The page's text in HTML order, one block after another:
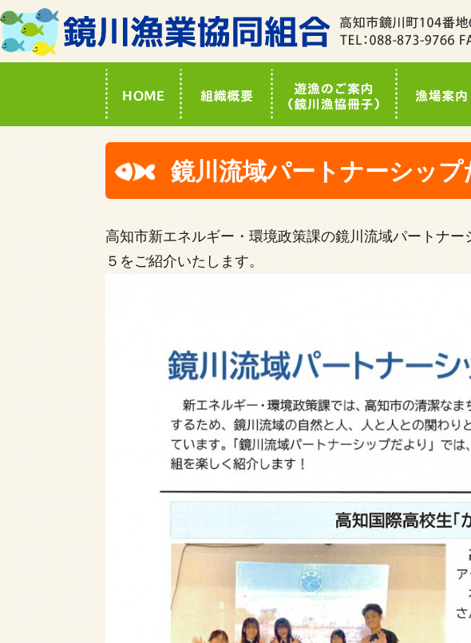
鏡川流域パートナーシッ
高知市新エネルギー・環境政策課の鏡川流域パートナ
５をご紹介いたします。